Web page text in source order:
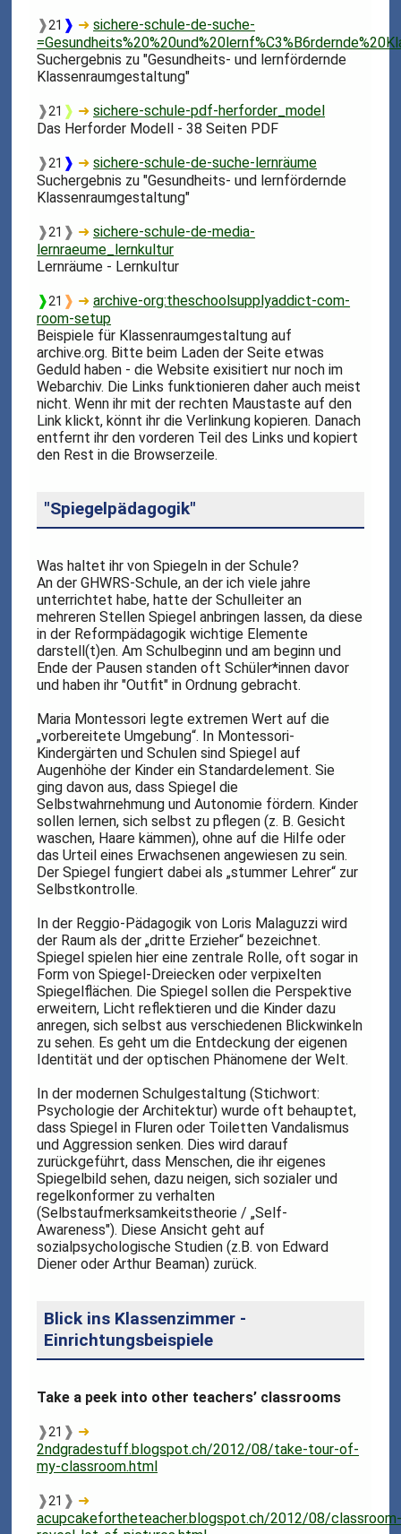
❱21 ❱ ➜sichere-schule-de-suche-
Suchergebnis zu "Gesundheits- und lernfördernde
Klassenraumgestaltung"
❱21 ❱ ➜sichere-schule-pdf-herforder_model
Das Herforder Modell - 38 Seiten PDF
❱21 ❱ ➜sichere-schule-de-suche-lernräume
Suchergebnis zu "Gesundheits- und lernfördernde
Klassenraumgestaltung"
❱21 ❱ ➜sichere-schule-de-media-
lernraeume_lernkultur
Lernräume - Lernkultur
❱21 ❱ ➜archive-org:theschoolsupplyaddict-com-
room-setup
Beispiele für Klassenraumgestaltung auf
archive.org. Bitte beim Laden der Seite etwas
Geduld haben - die Website exisitiert nur noch im
Webarchiv. Die Links funktionieren daher auch meist
nicht. Wenn ihr mit der rechten Maustaste auf den
Link klickt, könnt ihr die Verlinkung kopieren. Danach
entfernt ihr den vorderen Teil des Links und kopiert
den Rest in die Browserzeile.
"Spiegelpädagogik"
Was haltet ihr von Spiegeln in der Schule?
An der GHWRS-Schule, an der ich viele jahre
unterrichtet habe, hatte der Schulleiter an
mehreren Stellen Spiegel anbringen lassen, da diese
in der Reformpädagogik wichtige Elemente
darstell(t)en. Am Schulbeginn und am beginn und
Ende der Pausen standen oft Schüler*innen davor
und haben ihr "Outfit" in Ordnung gebracht.
Maria Montessori legte extremen Wert auf die
„vorbereitete Umgebung“. In Montessori-
Kindergärten und Schulen sind Spiegel auf
Augenhöhe der Kinder ein Standardelement. Sie
ging davon aus, dass Spiegel die
Selbstwahrnehmung und Autonomie fördern. Kinder
sollen lernen, sich selbst zu pflegen (z. B. Gesicht
waschen, Haare kämmen), ohne auf die Hilfe oder
das Urteil eines Erwachsenen angewiesen zu sein.
Der Spiegel fungiert dabei als „stummer Lehrer“ zur
Selbstkontrolle.
In der Reggio-Pädagogik von Loris Malaguzzi wird
der Raum als der „dritte Erzieher“ bezeichnet.
Spiegel spielen hier eine zentrale Rolle, oft sogar in
Form von Spiegel-Dreiecken oder verpixelten
Spiegelflächen. Die Spiegel sollen die Perspektive
erweitern, Licht reflektieren und die Kinder dazu
anregen, sich selbst aus verschiedenen Blickwinkeln
zu sehen. Es geht um die Entdeckung der eigenen
Identität und der optischen Phänomene der Welt.
In der modernen Schulgestaltung (Stichwort:
Psychologie der Architektur) wurde oft behauptet,
dass Spiegel in Fluren oder Toiletten Vandalismus
und Aggression senken. Dies wird darauf
zurückgeführt, dass Menschen, die ihr eigenes
Spiegelbild sehen, dazu neigen, sich sozialer und
regelkonformer zu verhalten
(Selbstaufmerksamkeitstheorie / „Self-
Awareness"). Diese Ansicht geht auf
sozialpsychologische Studien (z.B. von Edward
Diener oder Arthur Beaman) zurück.
Blick ins Klassenzimmer -
Einrichtungsbeispiele
Take a peek into other teachers’ classrooms
❱21 ❱ ➜
2ndgradestuff.blogspot.ch/2012/08/take-tour-of-
my-classroom.html
❱21 ❱ ➜
acupcakefortheteacher.blogspot.ch/2012/08/